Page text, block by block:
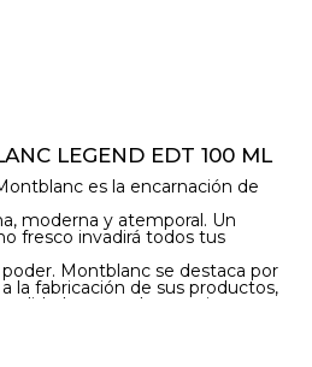
LEGEND EDT 100 ML
es la encarnación de
moderna y atemporal. Un
fresco invadirá todos tus
Montblanc se destaca por
la fabricación de sus productos,
y creando una pieza
vida.